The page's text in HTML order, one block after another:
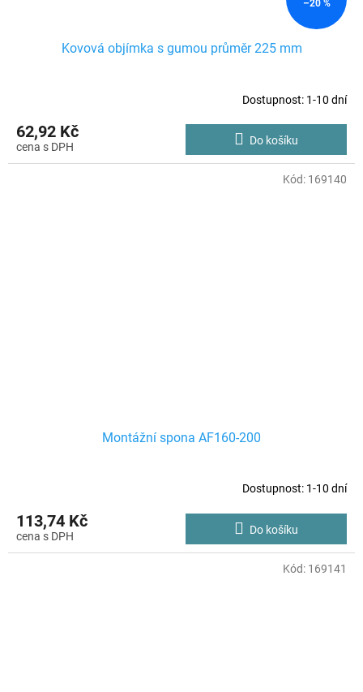
–20 %
Kovová objímka s gumou průměr 225 mm
Dostupnost: 1-10 dní
62,92 Kč Do košíku
Montážní spona AF160-200
Dostupnost: 1-10 dní
113,74 Kč Do košíku
Kód: 169140
Kód: 169141